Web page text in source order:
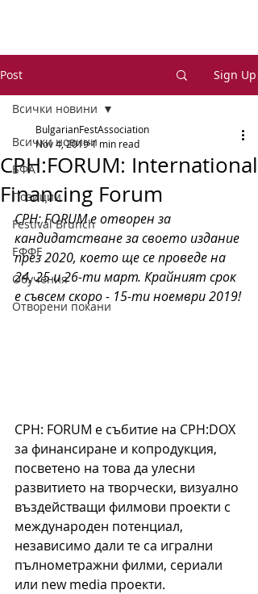
Post Sign Up
Всички новини
БФА
Позиции
Festival Brunch
ЕФФЕ
Обучения
Отворени покани
Всички новини
CPH:FORUM: International
Financing Forum
BulgarianFestAssociation
Nov 4, 20191 min read
CPH: FORUM е отворен за
кандидатстване за своето издание
през 2020, което ще се проведе на
24, 25 и 26-ти март. Крайният срок
е съвсем скоро - 15-ти ноември 2019!
CPH: FORUM е събитие на CPH:DOX
за финансиране и копродукция,
посветено на това да улесни
развитието на творчески, визуално
въздействащи филмови проекти с
международен потенциал,
независимо дали те са игрални
пълнoметражни филми, сериали
или new media проекти.